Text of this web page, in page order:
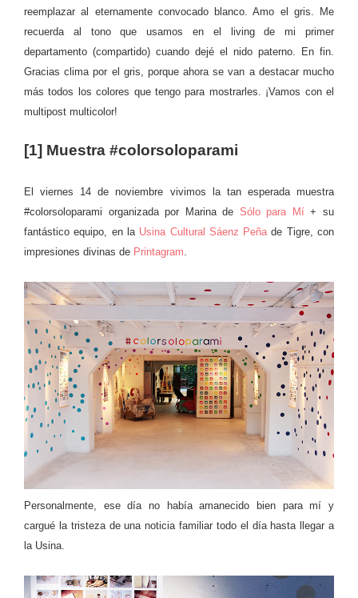
reemplazar al eternamente convocado blanco. Amo el gris. Me
recuerda al tono que usamos en el living de mi primer
departamento (compartido) cuando dejé el nido paterno. En fin.
Gracias clima por el gris, porque ahora se van a destacar mucho
más todos los colores que tengo para mostrarles. ¡Vamos con el
multipost multicolor!
[1] Muestra #colorsoloparami
El viernes 14 de noviembre vivimos la tan esperada muestra
#colorsoloparami organizada por Marina de Sólo para Mí+ su
fantástico equipo, en la Usina Cultural Sáenz Peñade Tigre, con
impresiones divinas de Printagram.
Personalmente, ese día no había amanecido bien para mí y
cargué la tristeza de una noticia familiar todo el día hasta llegar a
la Usina.